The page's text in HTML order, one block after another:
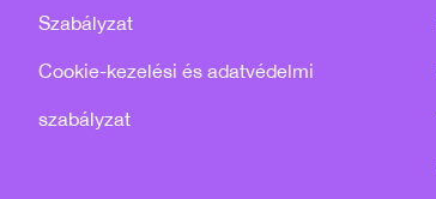
Szabályzat
Cookie-kezelési és adatvédelmi
szabályzat